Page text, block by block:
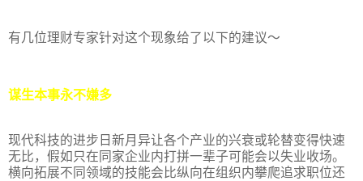
有几位理财专家针对这个现象给了以下的建议～
谋生本事永不嫌多
现代科技的进步日新月异让各个产业的兴衰或轮替变得快速
无比，假如只在同家企业内打拼一辈子可能会以失业收场。
横向拓展不同领域的技能会比纵向在组织内攀爬追求职位还